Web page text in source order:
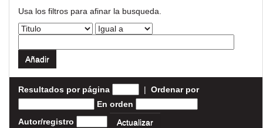
Usa los filtros para afinar la busqueda.
Resultados por página | Ordenar por
En orden
Autor/registro